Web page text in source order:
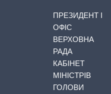
ПРЕЗИДЕНТ І
ОФІС
ВЕРХОВНА
РАДА
КАБІНЕТ
МІНІСТРІВ
ГОЛОВИ